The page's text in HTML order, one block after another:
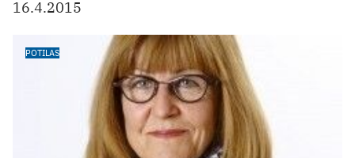
16.4.2015
POTILAS